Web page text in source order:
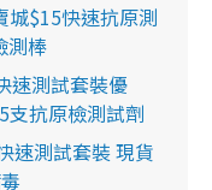
城$15快速抗原測
測棒
速測試套裝優
支抗原檢測試劑
速測試套裝 現貨